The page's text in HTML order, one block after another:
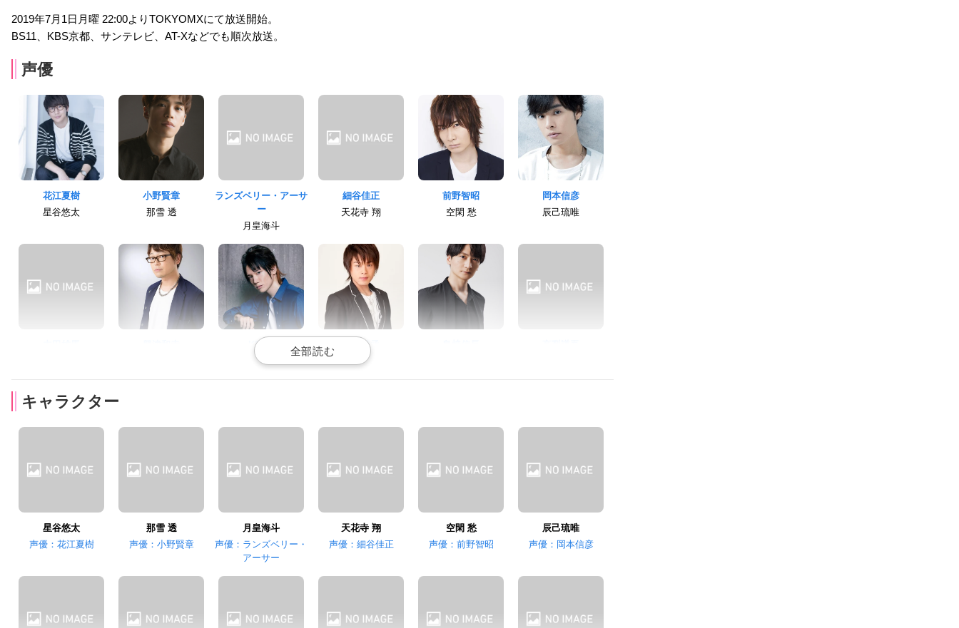
2019年7月1日月曜 22:00よりTOKYOMXにて放送開始。
BS11、KBS京都、サンテレビ、AT-Xなどでも順次放送。
声優
花江夏樹
星谷悠太
小野賢章
那雪 透
ランズベリー・アーサ
ー
月皇海斗
細谷佳正
天花寺 翔
前野智昭
空閑 愁
岡本信彦
辰己琉唯
KENN
虎石和泉
松岡禎丞
卯川 晶
梅原裕一郎
小西克幸
子安武人
阿澄佳奈
金元寿子
キャラクター
星谷悠太
声優：花江夏樹
那雪 透
声優：小野賢章
月皇海斗
声優：ランズベリー・
アーサー
天花寺 翔
声優：細谷佳正
空閑 愁
声優：前野智昭
辰己琉唯
声優：岡本信彦